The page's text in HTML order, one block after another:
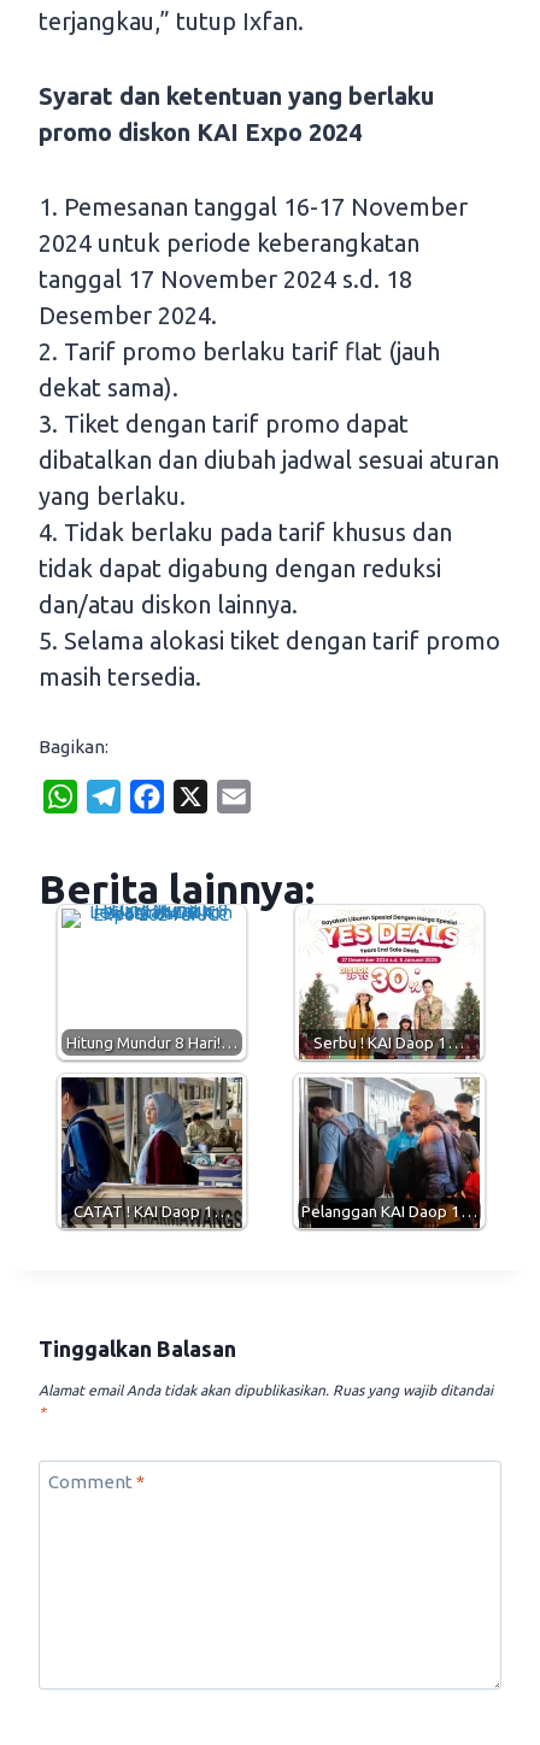
terjangkau,” tutup Ixfan.
Syarat dan ketentuan yang berlaku
promo diskon KAI Expo 2024
1. Pemesanan tanggal 16-17 November
2024 untuk periode keberangkatan
tanggal 17 November 2024 s.d. 18
Desember 2024.
2. Tarif promo berlaku tarif flat (jauh
dekat sama).
3. Tiket dengan tarif promo dapat
dibatalkan dan diubah jadwal sesuai aturan
yang berlaku.
4. Tidak berlaku pada tarif khusus dan
tidak dapat digabung dengan reduksi
dan/atau diskon lainnya.
5. Selama alokasi tiket dengan tarif promo
masih tersedia.
Bagikan:
W
t
s
p
e
m
e
k
i
Berita lainnya:
Hitung Mundur 8 Hari!… Serbu ! KAI Daop 1…
CATAT ! KAI Daop 1… Pelanggan KAI Daop 1…
Tinggalkan Balasan
Alamat email Anda tidak akan dipublikasikan. Ruas yang wajib ditandai
*
Comment *